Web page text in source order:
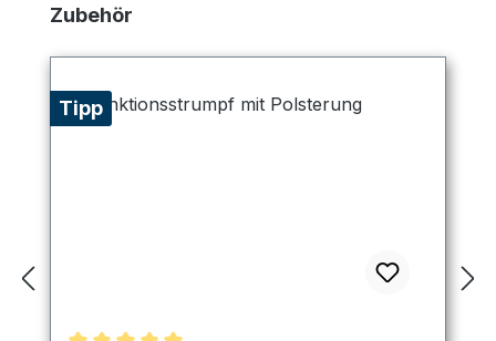
Produktgalerie überspringen
Zubehör
Tipp